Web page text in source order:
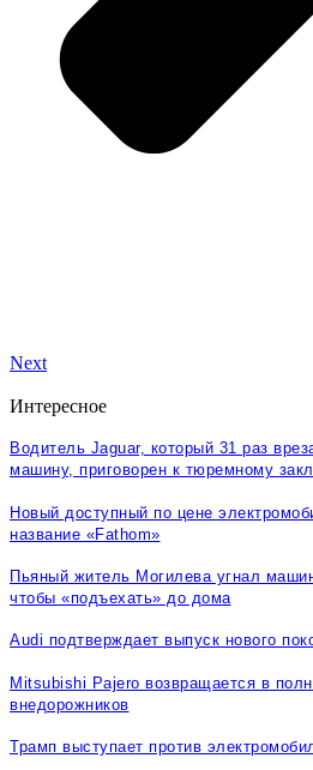
Next
Интересное
Водитель Jaguar, который 31 раз
машину, приговорен к тюремному
Новый доступный по цене
название «Fathom»
Пьяный житель Могилева угнал
чтобы «подъехать» до дома
Audi подтверждает выпуск нового
Mitsubishi Pajero возвращается в
внедорожников
Трамп выступает против